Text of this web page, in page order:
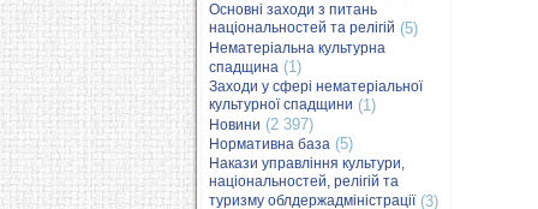
Основні заходи з питань
національностей та релігій (5)
Нематеріальна культурна
спадщина (1)
Заходи у сфері нематеріальної
культурної спадщини (1)
Новини (2 397)
Нормативна база (5)
Накази управління культури,
національностей, релігій та
туризму облдержадміністрації(3)